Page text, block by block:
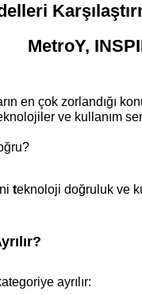
MetroY,
en çok zorlandığı
ve kullanım
teknoloji doğruluk ve
ayrılır: